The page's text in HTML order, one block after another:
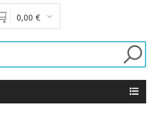
0,00 €